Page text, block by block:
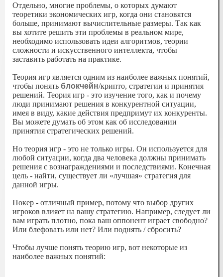
Отдельно, многие проблемы, о которых думают
теоретики экономических игр, когда они становятся
больше, принимают вычислительные размеры. Так как
вы хотите решить эти проблемы в реальном мире,
необходимо использовать идеи алгоритмов, теории
сложности и искусственного интеллекта, чтобы
заставить работать на практике.
Теория игр является одним из наиболее важных понятий,
чтобы понять блокчейн/крипто, стратегии и принятия
решений. Теория игр - это изучение того, как и почему
люди принимают решения в конкурентной ситуации,
имея в виду, какие действия предпримут их конкуренты.
Вы можете думать об этом как об исследовании
принятия стратегических решений.
Но теория игр - это не только игры. Он используется для
любой ситуации, когда два человека должны принимать
решения с вознаграждениями и последствиями. Конечная
цель - найти, существует ли «лучшая» стратегия для
данной игры.
Покер - отличный пример, потому что выбор других
игроков влияет на вашу стратегию. Например, следует ли
вам играть плотно, пока ваш оппонент играет свободно?
Или блефовать или нет? Или поднять / сбросить?
Чтобы лучше понять теорию игр, вот некоторые из
наиболее важных понятий: